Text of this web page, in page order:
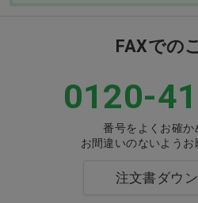
FAXでの
0120-
番号をよくお確か
お間違いのないよう
注文書ダウ